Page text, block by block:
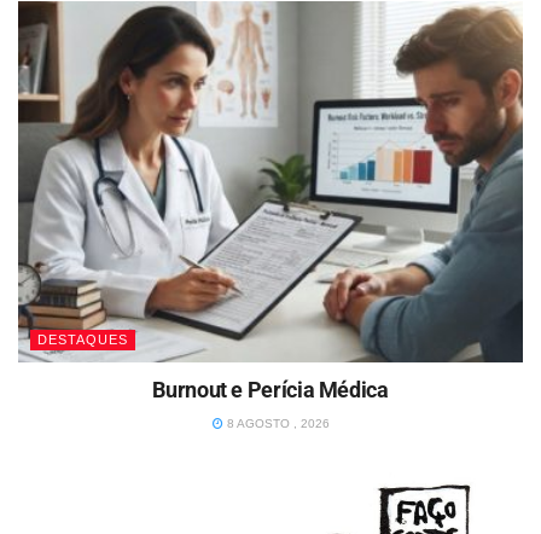
DESTAQUES
Burnout e Perícia Médica
8 AGOSTO , 2026